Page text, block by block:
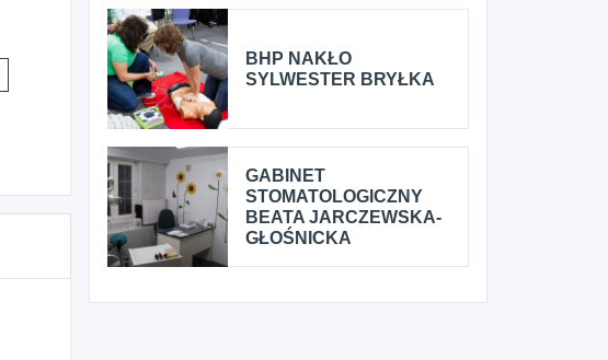
BHP NAKŁO
SYLWESTER BRYŁKA
GABINET
STOMATOLOGICZNY
BEATA JARCZEWSKA-
GŁOŚNICKA